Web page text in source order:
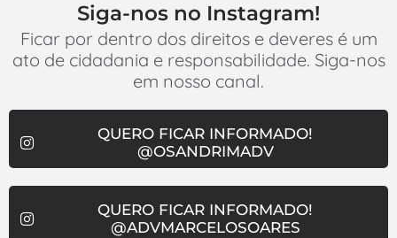
Siga-nos no Instagram!
Ficar por dentro dos direitos e deveres é um
ato de cidadania e responsabilidade. Siga-nos
em nosso canal.
QUERO FICAR INFORMADO!
@OSANDRIMADV
QUERO FICAR INFORMADO!
@ADVMARCELOSOARES